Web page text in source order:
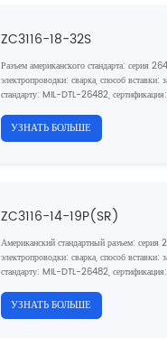
ZC3116-18-32S
Разъем американского стандарта: серия
электропроводки: сварка, способ
стандарту: MIL-DTL-26482,
УЗНАТЬ БОЛЬШЕ
ZC3116-14-19P(SR)
Американский стандартный разъем:
электропроводки: сварка, способ
стандарту: MIL-DTL-26482,
УЗНАТЬ БОЛЬШЕ